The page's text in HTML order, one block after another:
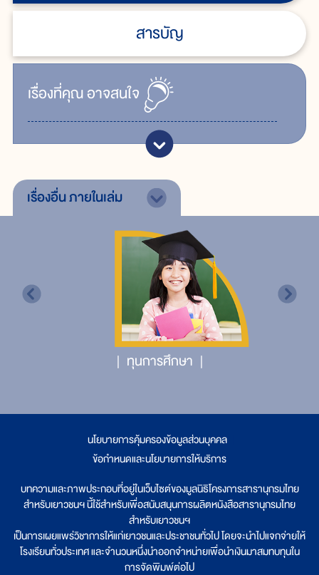
สารบัญ
เรื่ิองที่คุณอาจสนใจ
เรื่องอื่นภายในเล่ม
ทุนการศึกษา
นโยบายการคุ้มครองข้อมูลส่วนบุคคล
ข้อกำหนดและนโยบายการให้บริการ
บทความและภาพประกอบที่อยู่ในเว็บไซต์ของมูลนิธิโครงการสารานุกรมไทย
สำหรับเยาวชนฯ นี้ใช้สำหรับเพื่อสนับสนุนการผลิตหนังสือสารานุกรมไทย
สำหรับเยาวชนฯ
เป็นการเผยแพร่วิชาการให้แก่เยาวชนและประชาชนทั่วไป โดยจะนำไปแจกจ่ายให้
โรงเรียนทั่วประเทศ และจำนวนหนึ่งนำออกจำหน่ายเพื่อนำเงินมาสมทบทุนใน
การจัดพิมพ์ต่อไป